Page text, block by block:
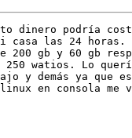
dinero podría
casa las 24
200 gb y 60 gb
250 watios. Lo
y demás ya que
en consola me